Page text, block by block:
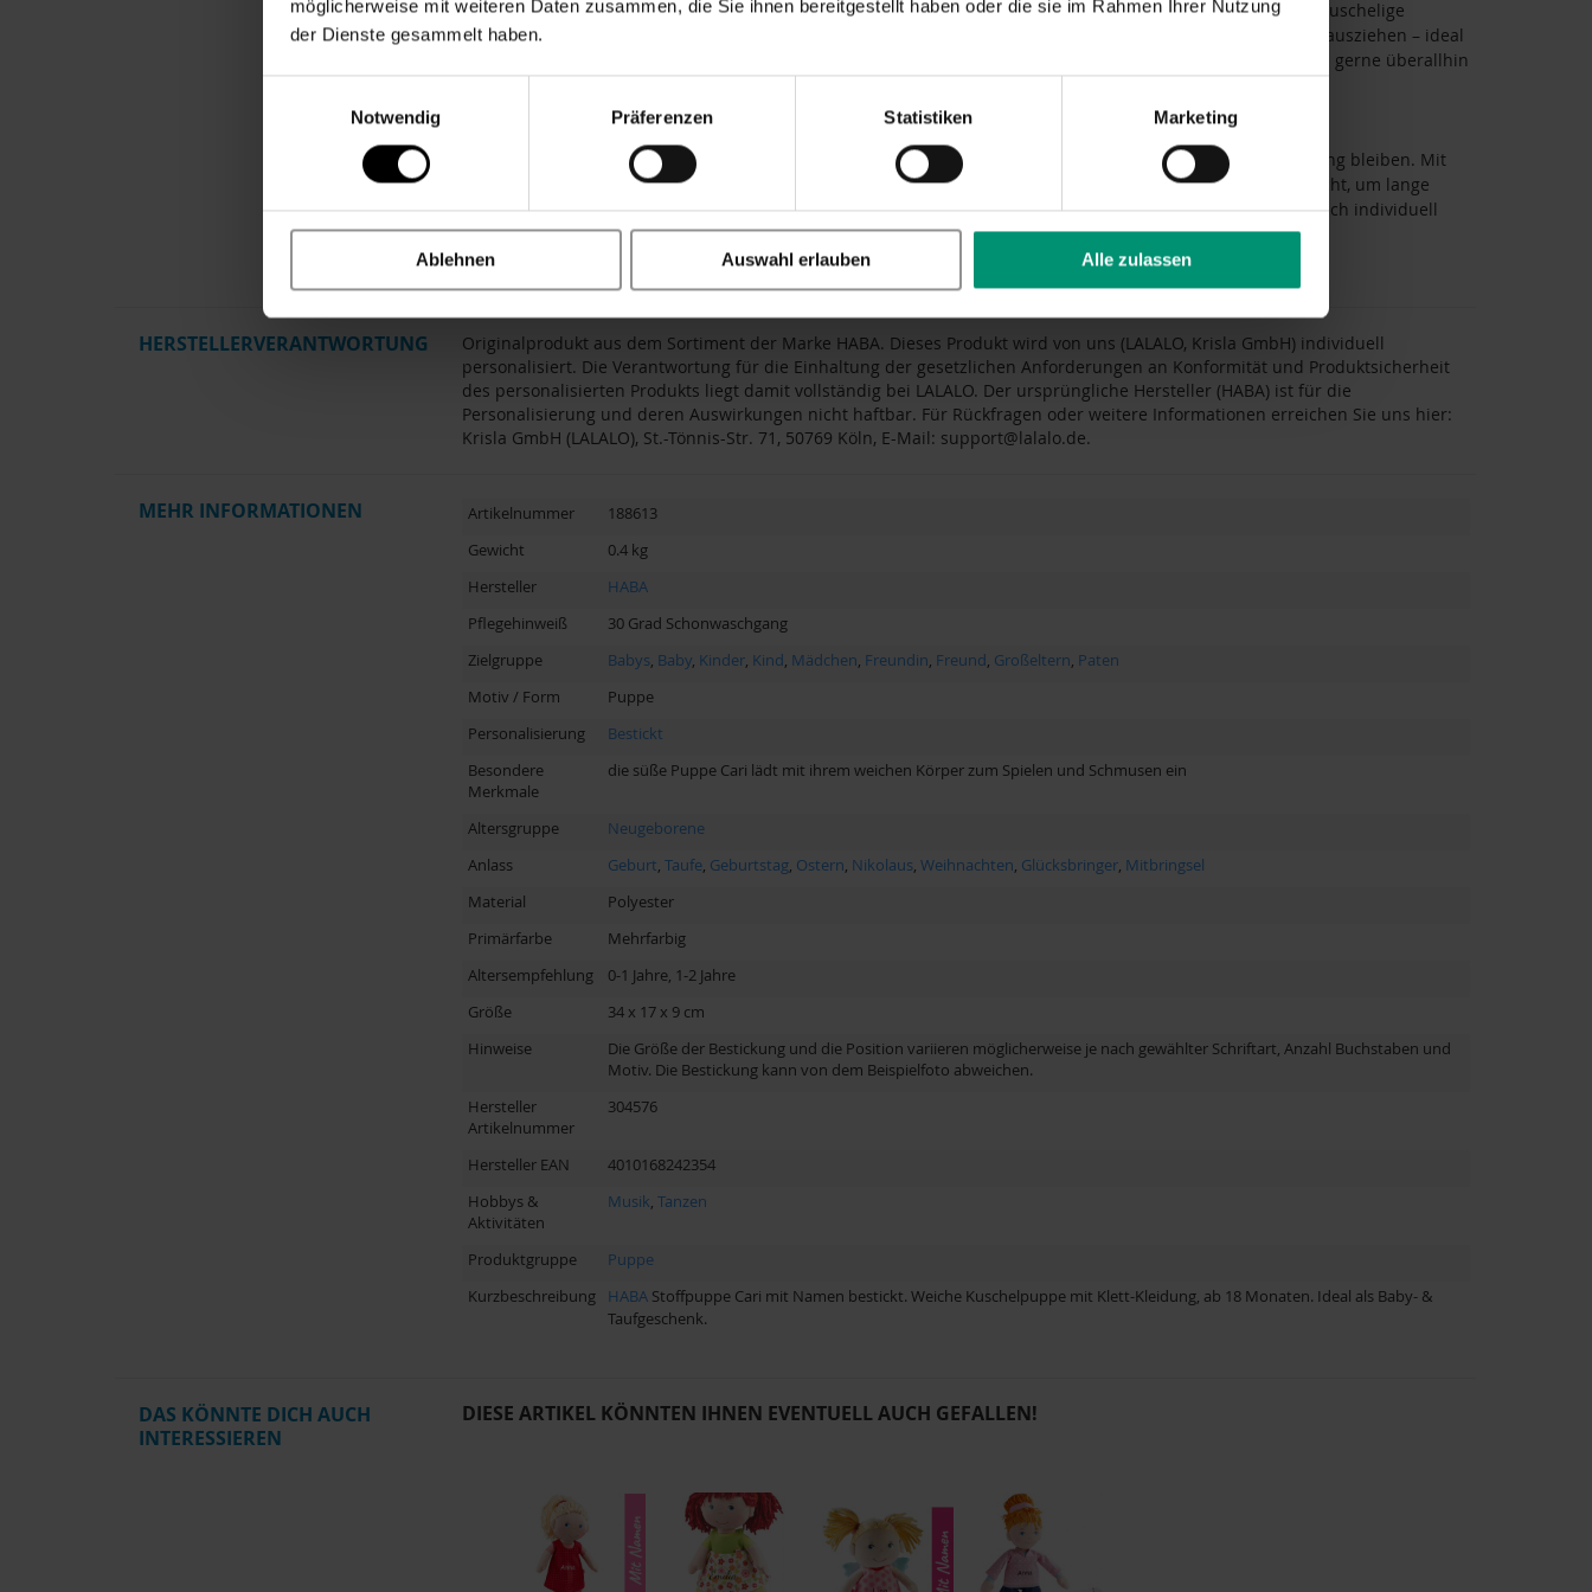
möglicherweise mit weiteren Daten zusammen, die Sie ihnen bereitgestellt haben oder die sie im Rahmen Ihrer Nutzung
der Dienste gesammelt haben.
Notwendig
Präferenzen Statistiken Marketing
Ablehnen Auswahl erlauben Alle zulassen
Cari ist ca. 30 cm groß, hat ein aufgesticktes Gesicht und einen wattierten, angenehm weichen Körper. Das wuschelige
Chenille-Haar lädt zum Streicheln ein, und die Kleidung lässt sich dank Klettverschluss kinderleicht an- und ausziehen – ideal
für erste Rollenspiele im Kleinkindalter. So wird die Stoffpuppe zur Kuschelpuppe, die sich sanft anfühlt und gerne überallhin
Wenn beim Auspacken der bestickte Name entdeckt wird, entstehen oft genau die Momente, die in Erinnerung bleiben. Mit
PuppeCari schenkst du eine liebevolleFreundin
– persönlich, alltagstauglich und gemacht, um lange
begleitet zu werden. Sorge für leuchtende Augen bei den Beschenkten und wähle ein Präsent, das sich wirklich individuell
anfühlt.
HERSTELLERVERANTWORTUNG
Originalprodukt aus dem Sortiment der Marke HABA. Dieses Produkt wird von uns (LALALO, Krisla GmbH) individuell
personalisiert. Die Verantwortung für die Einhaltung der gesetzlichen Anforderungen an Konformität und Produktsicherheit
des personalisierten Produkts liegt damit vollständig bei LALALO. Der ursprüngliche Hersteller (HABA) ist für die
Personalisierung und deren Auswirkungen nicht haftbar. Für Rückfragen oder weitere Informationen erreichen Sie uns hier:
Krisla GmbH (LALALO), St.-Tönnis-Str. 71, 50769 Köln, E-Mail: support@lalalo.de.
MEHR INFORMATIONEN Artikelnummer
188613
Gewicht
0.4 kg
Hersteller
HABA
Pflegehinweiß
30 Grad Schonwaschgang
Zielgruppe
Babys, Baby, Kinder, Kind, Mädchen, Freundin, Freund, Großeltern, Paten
Motiv / Form
Puppe
Personalisierung
Bestickt
Besondere
Merkmale
die süße Puppe Cari lädt mit ihrem weichen Körper zum Spielen und Schmusen ein
Altersgruppe
Neugeborene
Anlass
Geburt, Taufe, Geburtstag, Ostern, Nikolaus, Weihnachten, Glücksbringer, Mitbringsel
Material
Polyester
Primärfarbe
Mehrfarbig
Altersempfehlung
0-1 Jahre, 1-2 Jahre
Größe
34 x 17 x 9 cm
Hinweise
Die Größe der Bestickung und die Position variieren möglicherweise je nach gewählter Schriftart, Anzahl Buchstaben und
Motiv. Die Bestickung kann von dem Beispielfoto abweichen.
Hersteller
Artikelnummer
304576
Hersteller EAN
4010168242354
Hobbys &
Aktivitäten
Musik, Tanzen
Produktgruppe
Puppe
Kurzbeschreibung
HABAStoffpuppe Cari mit Namen bestickt. Weiche Kuschelpuppe mit Klett-Kleidung, ab 18 Monaten. Ideal als Baby- &
Taufgeschenk.
DAS KÖNNTE DICH AUCH
INTERESSIEREN
DIESE ARTIKEL KÖNNTEN IHNEN EVENTUELL AUCH GEFALLEN!